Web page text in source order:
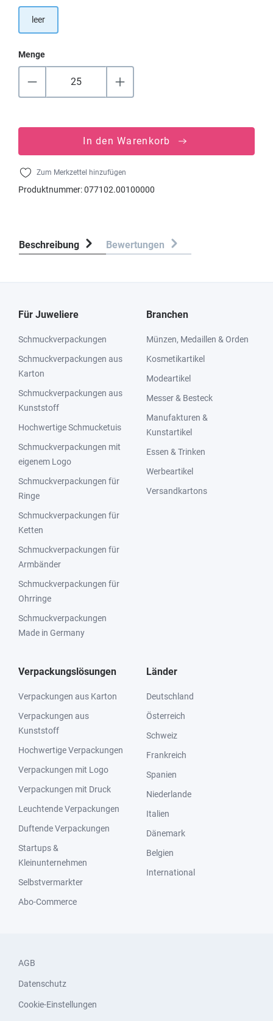
leer
Menge
In den Warenkorb
Zum Merkzettel hinzufügen
Produktnummer:077102.00100000
Beschreibung Bewertungen
Für Juweliere
Schmuckverpackungen
Schmuckverpackungen aus
Karton
Schmuckverpackungen aus
Kunststoff
Hochwertige Schmucketuis
Schmuckverpackungen mit
eigenem Logo
Schmuckverpackungen für
Ringe
Schmuckverpackungen für
Ketten
Schmuckverpackungen für
Armbänder
Schmuckverpackungen für
Ohrringe
Schmuckverpackungen
Made in Germany
Branchen
Münzen, Medaillen & Orden
Kosmetikartikel
Modeartikel
Messer & Besteck
Manufakturen &
Kunstartikel
Essen & Trinken
Werbeartikel
Versandkartons
Verpackungslösungen
Verpackungen aus Karton
Verpackungen aus
Kunststoff
Hochwertige Verpackungen
Verpackungen mit Logo
Verpackungen mit Druck
Leuchtende Verpackungen
Duftende Verpackungen
Startups &
Kleinunternehmen
Selbstvermarkter
Abo-Commerce
Länder
Deutschland
Österreich
Schweiz
Frankreich
Spanien
Niederlande
Italien
Dänemark
Belgien
International
AGB
Datenschutz
Cookie-Einstellungen